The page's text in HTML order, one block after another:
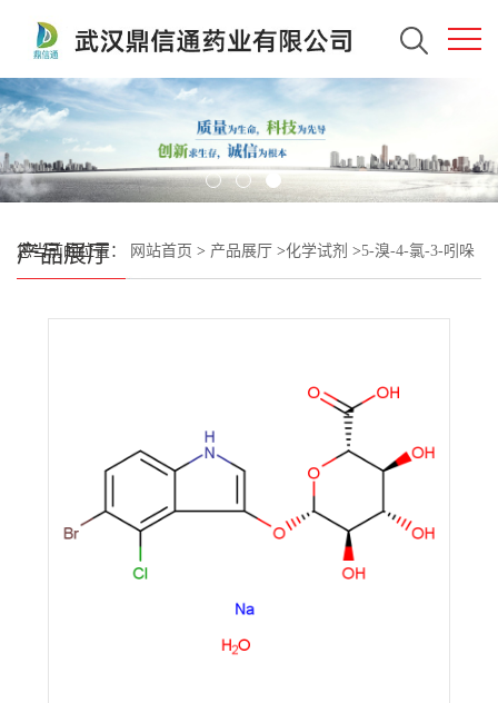
产品展厅
您当前的位置： 网站首页 > 产品展厅 >化学试剂 >5-溴-4-氯-3-吲哚